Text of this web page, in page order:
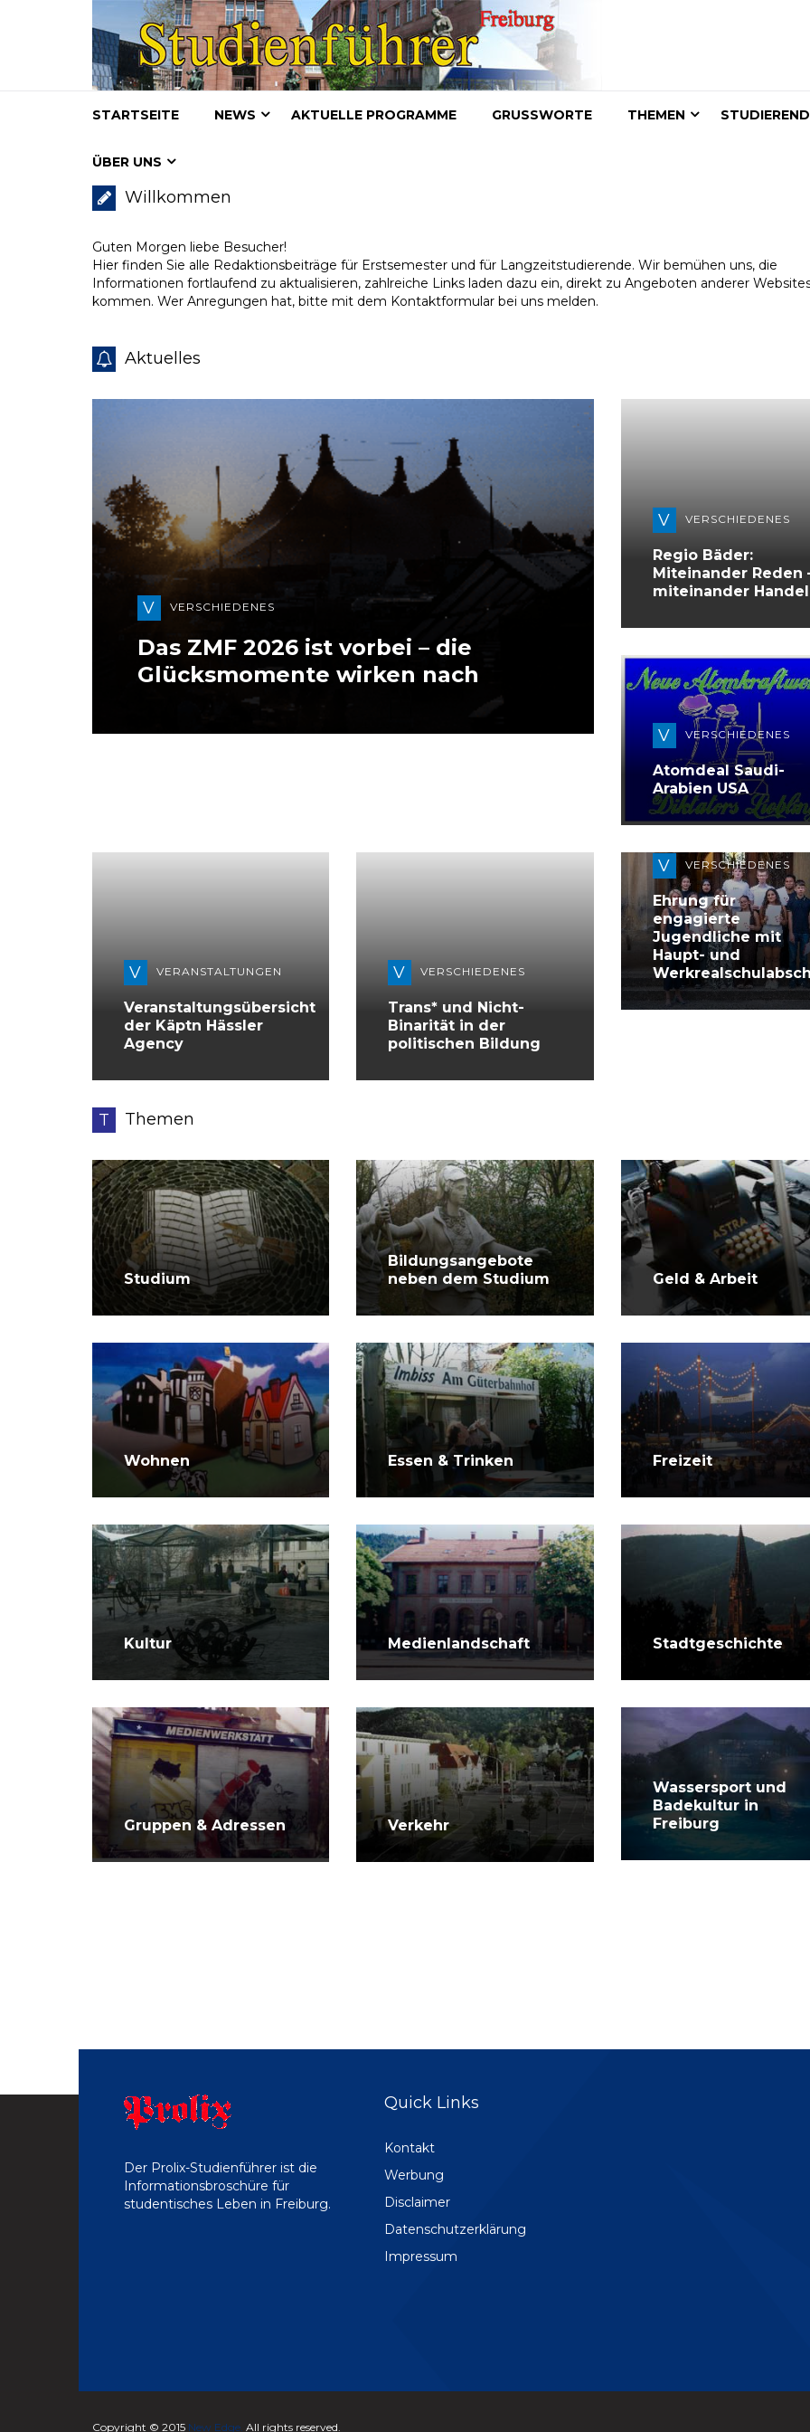
STARTSEITE NEWS AKTUELLE PROGRAMME GRUSSWORTE THEMEN
ÜBER UNS
Willkommen
Guten Morgen liebe Besucher!
Hier finden Sie alle Redaktionsbeiträge für Erstsemester und für Langzeitstudierende. Wir bemühen uns, die
Informationen fortlaufend zu aktualisieren, zahlreiche Links laden dazu ein, direkt zu Angeboten anderer
kommen. Wer Anregungen hat, bitte mit dem Kontaktformular bei uns melden.
Aktuelles
V VERSCHIEDENES
Das ZMF 2026 ist vorbei – die
Glücksmomente wirken nach
V VERSCHIEDENES
Regio Bäder:
Miteinander Reden
miteinander
V VERSCHIEDENES
Atomdeal Saudi-
Arabien USA
V VERANSTALTUNGEN
Veranstaltungsübersicht
der Käptn Hässler
Agency
V VERSCHIEDENES
Trans* und Nicht-
Binarität in der
politischen Bildung
V VERSCHIEDENES
Ehrung für
engagierte
Jugendliche mit
Haupt- und
T Themen
Studium
Bildungsangebote
neben dem Studium
Geld & Arbeit
Wohnen Essen & Trinken Freizeit
Kultur Medienlandschaft Stadtgeschichte
Gruppen & Adressen Verkehr
Wassersport und
Badekultur in
Freiburg
Der Prolix-Studienführer ist die
Informationsbroschüre für
studentisches Leben in Freiburg.
Quick Links
Kontakt
Werbung
Disclaimer
Datenschutzerklärung
Impressum
Copyright © 2015 New Edge. All rights reserved.